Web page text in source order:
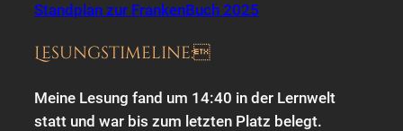
Standplan zur FrankenBuch 2025
Lesungstimeline:
Meine Lesung fand um 14:40 in der Lernwelt
statt und war bis zum letzten Platz belegt.